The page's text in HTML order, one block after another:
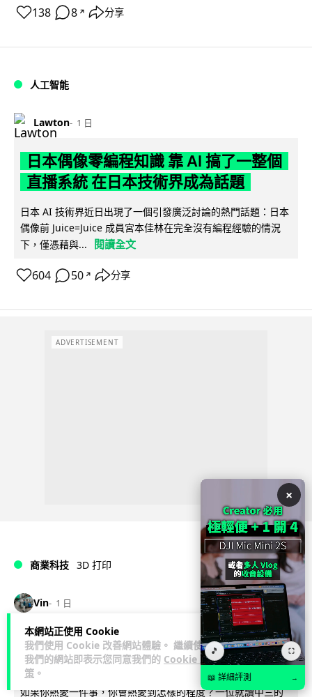
本網站正使用 Cookie
我們使用 Cookie 改善網站體驗。 繼續使用
我們的網站即表示您同意我們的 Cookie 政
策 。
138 8 ↗ 分享
人工智能
Lawton 1 日
日本偶像零編程知識 靠 AI 搞了一整個
直播系統 在日本技術界成為話題
日本 AI 技術界近日出現了一個引發廣泛討論的熱門話題：日本
偶像前 Juice=Juice 成員宮本佳林在完全沒有編程經驗的情況
下，僅憑藉與...
閱讀全文
604 50 ↗ 分享
ADVERTISEMENT
商業科技 3D 打印
Vin 1 日
中三巴士鐵路迷 自製紙皮遙控巴士 門,
水撥識郁 + 實時GPS報站
如果你熱愛一件事，你會熱愛到怎樣的程度？一位就讀中三的
×
🎵 ⛶
📖 詳細評測 →